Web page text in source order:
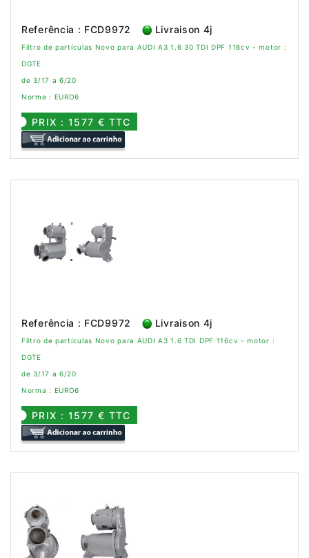
Referência : FCD9972 Livraison 4j
Filtro de partículas Novo para AUDI A3 1.6 30 TDI DPF 116cv - motor :
DGTE
de 3/17 a 6/20
Norma : EURO6
PRIX : 1577 € TTC
Referência : FCD9972 Livraison 4j
Filtro de partículas Novo para AUDI A3 1.6 TDI DPF 116cv - motor :
DGTE
de 3/17 a 6/20
Norma : EURO6
PRIX : 1577 € TTC